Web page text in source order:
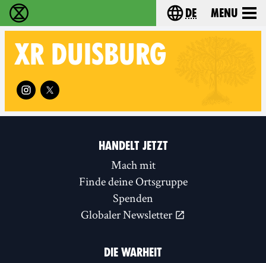
extinction rebellion - Home Choose your
de Menu
XR DUISBURG
Follow XR Duisburg on
HANDELT JETZT
Mach mit
Finde deine Ortsgruppe
Spenden
Globaler Newsletter
DIE WARHEIT